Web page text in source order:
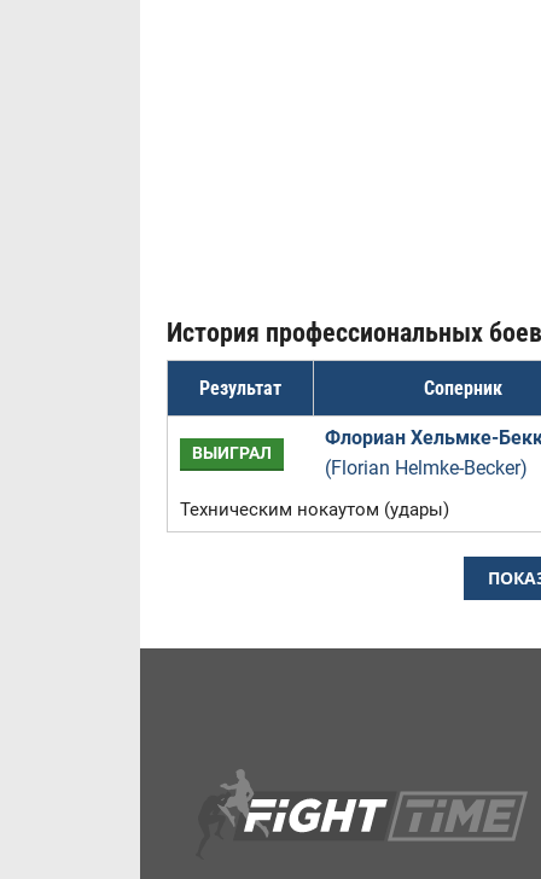
История профессиональных боев
Результат Соперник
ВЫИГРАЛ
Флориан Хельмке-
(Florian Helmke-Becker)
Техническим нокаутом (удары)